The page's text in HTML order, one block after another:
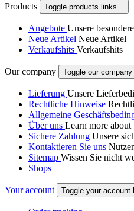
Products Toggle products links 
Angebote Unsere
Neue Artikel Neue Artikel
Verkaufshits Verkaufshits
Our company Toggle our
Lieferung Unsere
Rechtliche Hinweise
Allgemeine
Über uns Learn more about
Sichere Zahlung Unsere
Kontaktieren Sie uns
Sitemap Wissen Sie nicht
Shops
Your account Toggle your account